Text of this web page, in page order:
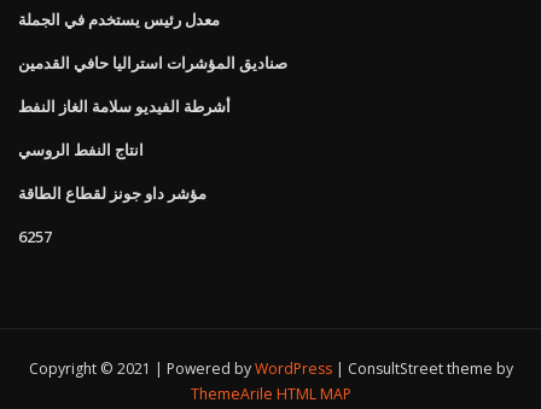
معدل رئيس يستخدم في الجملة
صناديق المؤشرات استراليا حافي القدمين
أشرطة الفيديو سلامة الغاز النفط
انتاج النفط الروسي
مؤشر داو جونز لقطاع الطاقة
6257
Copyright © 2021 | Powered byWordPress
ConsultStreet theme by
ThemeArile HTML MAP